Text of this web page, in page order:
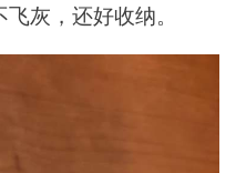
灰，还好收纳。